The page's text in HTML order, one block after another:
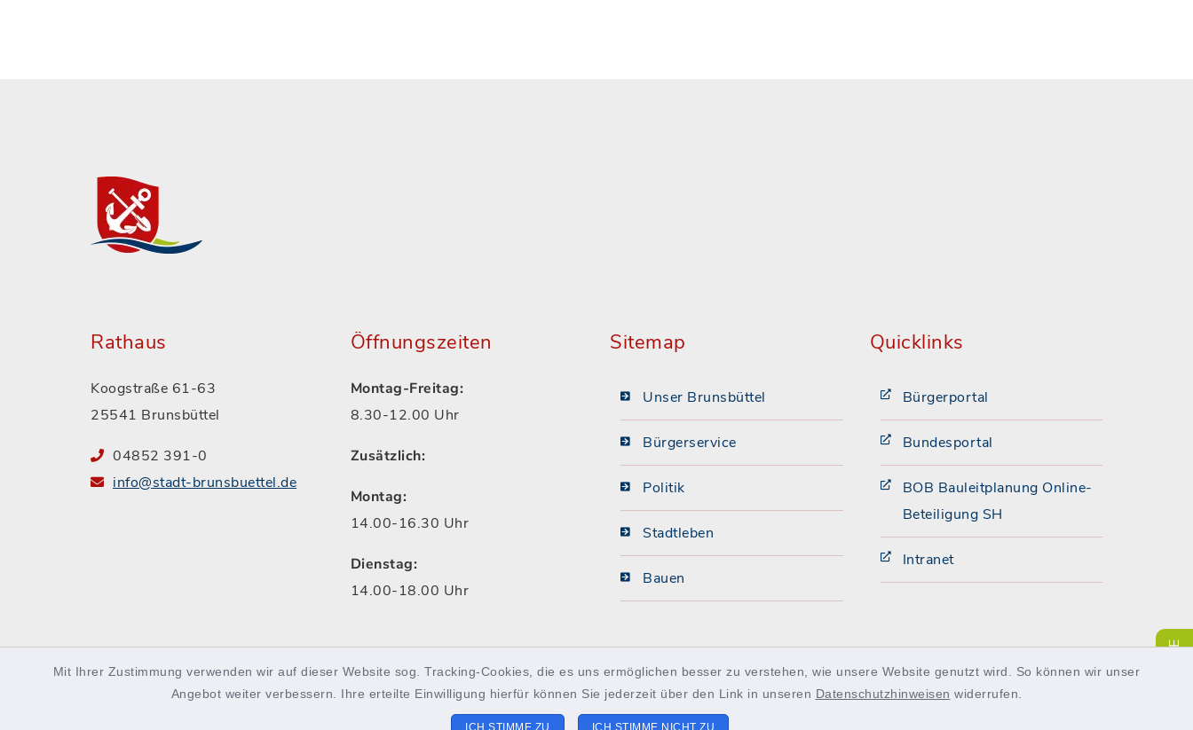
Mit Ihrer Zustimmung verwenden wir auf dieser Website sog. Tracking-Cookies, die es uns ermöglichen besser zu verstehen, wie unsere Website genutzt wird. So können wir unser
Angebot weiter verbessern. Ihre erteilte Einwilligung hierfür können Sie jederzeit über den Link in unseren Datenschutzhinweisen widerrufen.
ICH STIMME ZU ICH STIMME NICHT ZU
Rathaus
Koogstraße 61-63
25541 Brunsbüttel
04852 391-0
info@stadt-brunsbuettel.de
Öffnungszeiten
Montag-Freitag:
8.30-12.00 Uhr
Zusätzlich:
Montag:
14.00-16.30 Uhr
Dienstag:
14.00-18.00 Uhr
Sitemap
Unser Brunsbüttel
Bürgerservice
Politik
Stadtleben
Bauen
Quicklinks
Bürgerportal
Bundesportal
BOB Bauleitplanung Online-
Beteiligung SH
Intranet
facebookinstagram
Podcast